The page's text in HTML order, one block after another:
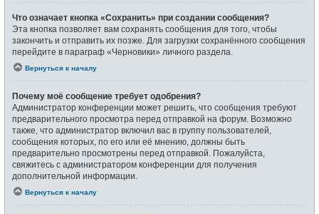
Что означает кнопка «Сохранить» при создании сообщения?
Эта кнопка позволяет вам сохранять сообщения для того, чтобы
закончить и отправить их позже. Для загрузки сохранённого сообщения
перейдите в параграф «Черновики» личного раздела.
Вернуться к началу
Почему моё сообщение требует одобрения?
Администратор конференции может решить, что сообщения требуют
предварительного просмотра перед отправкой на форум. Возможно
также, что администратор включил вас в группу пользователей,
сообщения которых, по его или её мнению, должны быть
предварительно просмотрены перед отправкой. Пожалуйста,
свяжитесь с администратором конференции для получения
дополнительной информации.
Вернуться к началу